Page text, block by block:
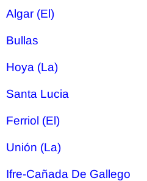
Algar (El)
Bullas
Hoya (La)
Santa Lucia
Ferriol (El)
Unión (La)
Ifre-Cañada De Gallego